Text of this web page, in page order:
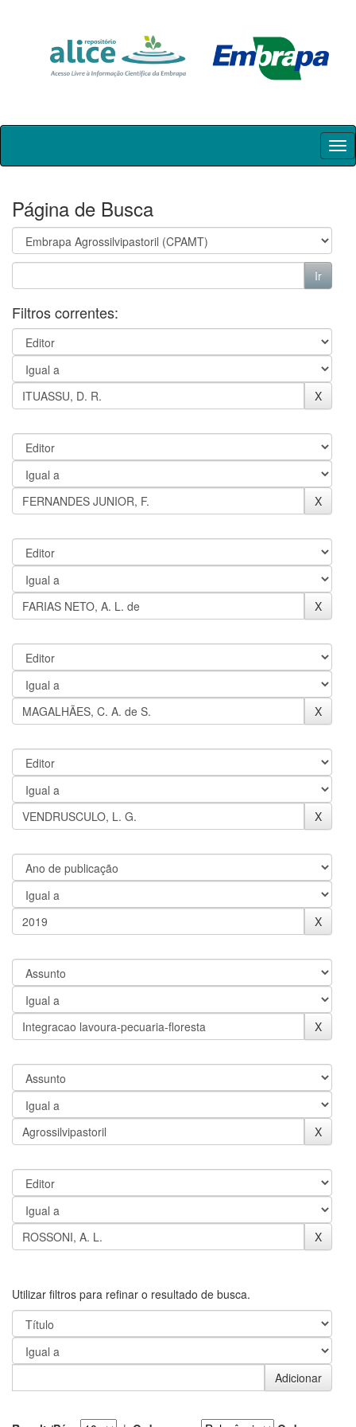
Skip
Página de Busca
Filtros correntes:
Utilizar filtros para refinar o resultado de busca.